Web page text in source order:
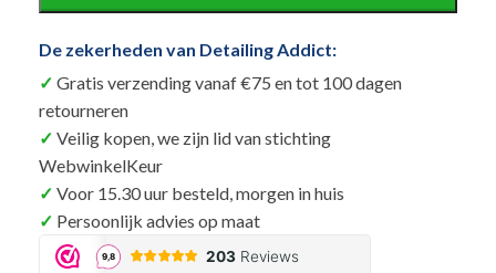
De zekerheden van Detailing Addict:
Gratis verzending vanaf €75 en tot 100 dagen
retourneren
Veilig kopen, we zijn lid van stichting
WebwinkelKeur
Voor 15.30 uur besteld, morgen in huis
Persoonlijk advies op maat